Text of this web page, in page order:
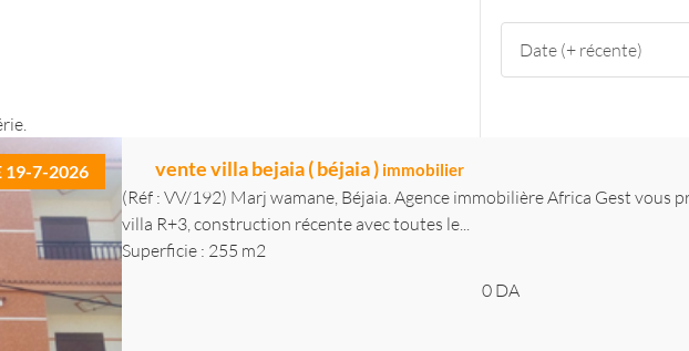
19-7-2026 vente villa bejaia ( béjaia ) immobilier
(Réf : VV/192) Marj wamane, Béjaia. Agence immobilière Africa Gest vous
villa R+3, construction récente avec toutes le...
Superficie : 255 m2
0 DA